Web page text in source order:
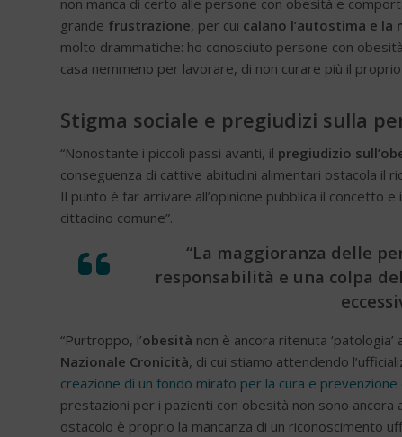
non manca di certo alle persone con obesità e
grande frustrazione, per cui calano l’autostima e la
molto drammatiche: ho conosciuto persone con
casa nemmeno per lavorare, di non curare più il
Stigma sociale e pregiudizi sulla
“Nonostante i piccoli passi avanti, il pregiudizio
conseguenza di cattive abitudini alimentari ostacola il
Il punto è far arrivare all’opinione pubblica il concetto
cittadino comune”.
“La maggioranza delle
responsabilità e una colpa
“Purtroppo, l’obesità non è ancora ritenuta
Nazionale Cronicità, di cui stiamo attendendo
creazione di un fondo mirato per la cura e
prestazioni per i pazienti con obesità non sono ancora
ostacolo è proprio la mancanza di un riconoscimento